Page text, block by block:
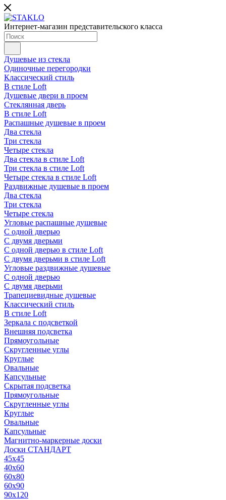
Интернет-магазин представительского класса
Душевые из стекла
Одиночные перегородки
Классический стиль
В стиле Loft
Душевые двери в проем
Стеклянная дверь
В стиле Loft
Распашные душевые в проем
Два стекла
Три стекла
Четыре стекла
Два стекла в стиле Loft
Три стекла в стиле Loft
Четыре стекла в стиле Loft
Раздвижные душевые в проем
Два стекла
Три стекла
Четыре стекла
Угловые распашные душевые
С одной дверью
С двумя дверьми
С одной дверью в стиле Loft
С двумя дверьми в стиле Loft
Угловые раздвижные душевые
С одной дверью
С двумя дверьми
Трапециевидные душевые
Классический стиль
В стиле Loft
Зеркала с подсветкой
Внешняя подсветка
Прямоугольные
Скругленные углы
Круглые
Овальные
Капсульные
Скрытая подсветка
Прямоугольные
Скругленные углы
Круглые
Овальные
Капсульные
Магнитно-маркерные доски
Доски СТАНДАРТ
45x45
40x60
60x80
60x90
90x120